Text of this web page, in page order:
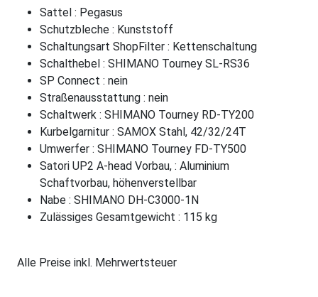
Sattel : Pegasus
Schutzbleche : Kunststoff
Schaltungsart ShopFilter : Kettenschaltung
Schalthebel : SHIMANO Tourney SL-RS36
SP Connect : nein
Straßenausstattung : nein
Schaltwerk : SHIMANO Tourney RD-TY200
Kurbelgarnitur : SAMOX Stahl, 42/32/24T
Umwerfer : SHIMANO Tourney FD-TY500
Satori UP2 A-head Vorbau, : Aluminium
Schaftvorbau, höhenverstellbar
Nabe : SHIMANO DH-C3000-1N
Zulässiges Gesamtgewicht : 115 kg
Alle Preise inkl. Mehrwertsteuer